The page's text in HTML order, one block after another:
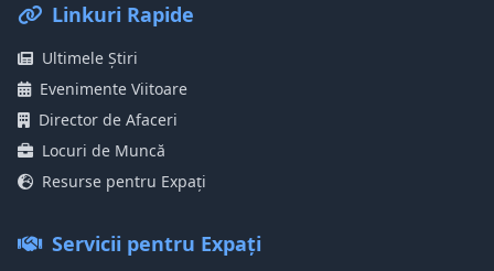
Linkuri Rapide
Ultimele Știri
Evenimente Viitoare
Director de Afaceri
Locuri de Muncă
Resurse pentru Expați
Servicii pentru Expați